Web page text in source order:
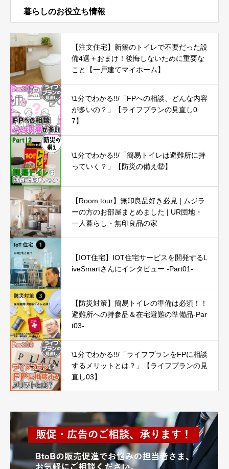
暮らしのお役立ち情報
【注文住宅】新築のトイレで不要だった設
備4選＋おまけ！後悔しないために重要な
こと【一戸建てマイホーム】
\1分でわかる!!/「FPへの相談、どんな内容
が多いの？」【ライフプランの見直し0
7】
\1分でわかる!!/「簡易トイレは避難所に持
っていく？」【防災の備え⑫】
【Room tour】無印良品好き必見 | ムジラ
ーの方のお部屋まとめました | UR団地・
一人暮らし・無印良品の家
【IOT住宅】IOT住宅サービスを開発するL
iveSmartさんにインタビュー -Part01-
【防災対策】簡易トイレの準備は必須！！
避難所への持参品＆在宅避難の準備品-Par
t03-
\1分でわかる!!/「ライフプランをFPに相談
するメリットとは？」【ライフプランの見
直し03】